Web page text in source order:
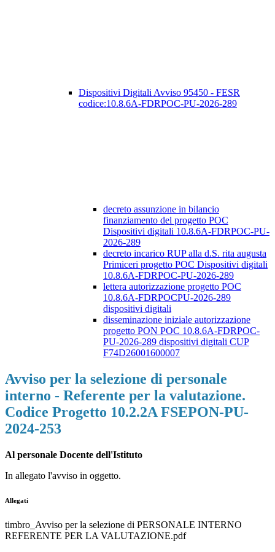
Dispositivi Digitali Avviso 95450 - FESR
codice:10.8.6A-FDRPOC-PU-2026-289
decreto assunzione in bilancio
finanziamento del progetto POC
Dispositivi digitali 10.8.6A-FDRPOC-PU-
2026-289
decreto incarico RUP alla d.S. rita augusta
Primiceri progetto POC Dispositivi digitali
10.8.6A-FDRPOC-PU-2026-289
lettera autorizzazione progetto POC
10.8.6A-FDRPOCPU-2026-289
dispositivi digitali
disseminazione iniziale autorizzazione
progetto PON POC 10.8.6A-FDRPOC-
PU-2026-289 dispositivi digitali CUP
F74D26001600007
Avviso per la selezione di personale
interno - Referente per la valutazione.
Codice Progetto 10.2.2A FSEPON-PU-
2024-253
Al personale Docente dell'Istituto
In allegato l'avviso in oggetto.
Allegati
timbro_Avviso per la selezione di PERSONALE INTERNO
REFERENTE PER LA VALUTAZIONE.pdf